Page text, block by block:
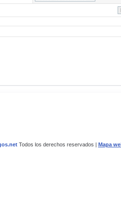
Todos los derechos reservados | Mapa